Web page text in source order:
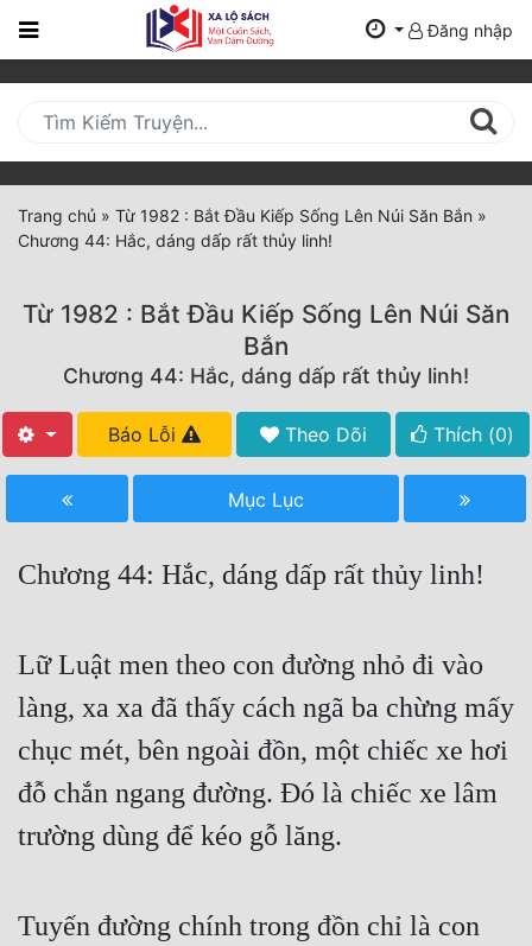
Trang
Mới
Cập
Nhật
(current)
Thể Loại
Truyện Mới Ra
Hoàn Thành
Free
Truyện Convert
Truyện Dịch
Truyện Nhập Môn
Truyện ngắn
Xa Lộ Dịch
Cung Đấu
Đăng nhập
Trang chủ » Từ 1982 : Bắt Đầu Kiếp Sống Lên Núi Săn Bắn »
Chương 44: Hắc, dáng dấp rất thủy linh!
Từ 1982 : Bắt Đầu Kiếp Sống Lên Núi Săn
Bắn
Chương 44: Hắc, dáng dấp rất thủy linh!
Báo Lỗi Theo Dõi Thích (0)
Mục Lục
Chương 44: Hắc, dáng dấp rất thủy linh!
Lữ Luật men theo con đường nhỏ đi vào
làng, xa xa đã thấy cách ngã ba chừng mấy
chục mét, bên ngoài đồn, một chiếc xe hơi
đỗ chắn ngang đường. Đó là chiếc xe lâm
trường dùng để kéo gỗ lăng.
Tuyến đường chính trong đồn chỉ là con